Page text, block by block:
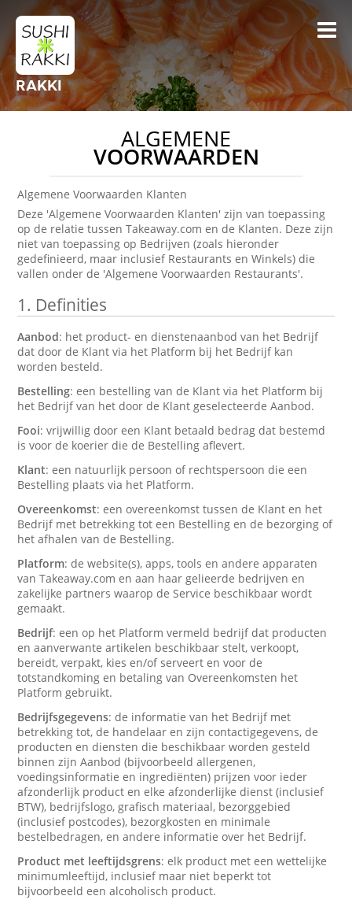
RAKKI
ALGEMENE
VOORWAARDEN
Algemene Voorwaarden Klanten
Deze 'Algemene Voorwaarden Klanten' zijn van toepassing
op de relatie tussen Takeaway.com en de Klanten. Deze zijn
niet van toepassing op Bedrijven (zoals hieronder
gedefinieerd, maar inclusief Restaurants en Winkels) die
vallen onder de 'Algemene Voorwaarden Restaurants'.
1. Definities
Aanbod: het product- en dienstenaanbod van het Bedrijf
dat door de Klant via het Platform bij het Bedrijf kan
worden besteld.
Bestelling: een bestelling van de Klant via het Platform bij
het Bedrijf van het door de Klant geselecteerde Aanbod.
Fooi: vrijwillig door een Klant betaald bedrag dat bestemd
is voor de koerier die de Bestelling aflevert.
Klant: een natuurlijk persoon of rechtspersoon die een
Bestelling plaats via het Platform.
Overeenkomst: een overeenkomst tussen de Klant en het
Bedrijf met betrekking tot een Bestelling en de bezorging of
het afhalen van de Bestelling.
Platform: de website(s), apps, tools en andere apparaten
van Takeaway.com en aan haar gelieerde bedrijven en
zakelijke partners waarop de Service beschikbaar wordt
gemaakt.
Bedrijf: een op het Platform vermeld bedrijf dat producten
en aanverwante artikelen beschikbaar stelt, verkoopt,
bereidt, verpakt, kies en/of serveert en voor de
totstandkoming en betaling van Overeenkomsten het
Platform gebruikt.
Bedrijfsgegevens: de informatie van het Bedrijf met
betrekking tot, de handelaar en zijn contactigegevens, de
producten en diensten die beschikbaar worden gesteld
binnen zijn Aanbod (bijvoorbeeld allergenen,
voedingsinformatie en ingrediënten) prijzen voor ieder
afzonderlijk product en elke afzonderlijke dienst (inclusief
BTW), bedrijfslogo, grafisch materiaal, bezorggebied
(inclusief postcodes), bezorgkosten en minimale
bestelbedragen, en andere informatie over het Bedrijf.
Product met leeftijdsgrens: elk product met een wettelijke
minimumleeftijd, inclusief maar niet beperkt tot
bijvoorbeeld een alcoholisch product.